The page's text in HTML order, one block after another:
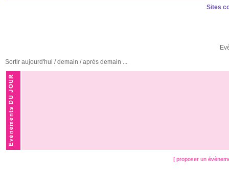
Sites
Sortir aujourd'hui / demain / après demain ...
[ proposer un